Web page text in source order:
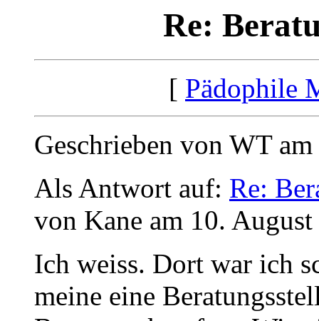
Re:
[ Pädophile
Geschrieben von WT
Als Antwort auf: Re:
von Kane am 10.
Ich weiss. Dort war ich
meine eine